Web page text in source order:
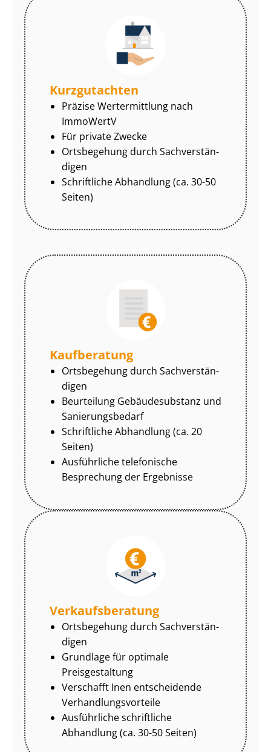
Kurzgutachten
Präzise Wertermittlung nach
ImmoWertV
Für private Zwecke
Ortsbegehung durch Sach­ver­stän­
di­gen
Schriftliche Abhandlung (ca. 30-50
Seiten)
Kaufberatung
Ortsbegehung durch Sach­ver­stän­
di­gen
Beurteilung Gebäudesubstanz und
Sa­nie­rungs­be­darf
Schriftliche Abhandlung (ca. 20
Seiten)
Ausführliche telefonische
Besprechung der Ergebnisse
Ver­kaufs­be­ra­tung
Ortsbegehung durch Sach­ver­stän­
di­gen
Grundlage für optimale
Preisgestaltung
Verschafft Inen entscheidende
Ver­hand­lungs­vor­tei­le
Ausführliche schriftliche
Abhandlung (ca. 30-50 Seiten)